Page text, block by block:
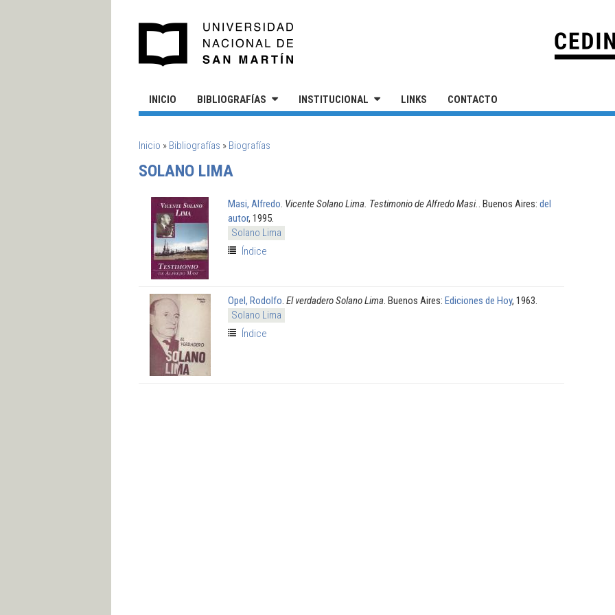
INICIO BIBLIOGRAFÍAS INSTITUCIONAL LINKS CONTACTO
SE ENCUENTRA USTED AQUÍ
Inicio » Bibliografías » Biografías
SOLANO LIMA
Masi, Alfredo Vicente Solano Lima. Testimonio de Alfredo Masi. . Buenos Aires: del
autor, 1995.
Solano Lima
Índice
Opel, Rodolfo El verdadero Solano Lima . Buenos Aires: Ediciones de Hoy, 1963.
Solano Lima
Índice